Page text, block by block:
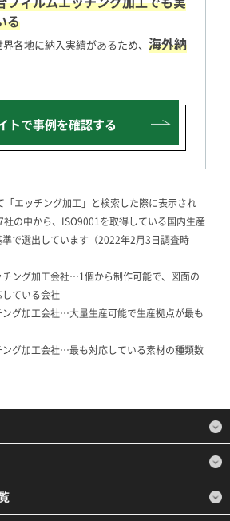
る
各地に納入実績があるため、 海外納
トで事例を確認する
エッチング加工」と検索した際に表示され
の中から、ISO9001を取得している国内生産
で選出しています（2022年2月3日調査時
チング加工会社…1個から制作可能で、図面の
ている会社
ング加工会社…大量生産可能で生産拠点が最も
ング加工会社…最も対応している素材の種類数